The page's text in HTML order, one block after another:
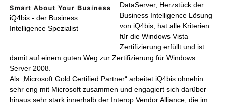
iQ4bis - der Business
Intelligence Spezialist
DataServer, Herzstück der
Business Intelligence Lösung
von iQ4bis, hat alle Kriterien
für die Windows Vista
Zertifizierung erfüllt und ist
damit auf einem guten Weg zur Zertifizierung für Windows
Server 2008.
Als „Microsoft Gold Certified Partner“ arbeitet iQ4bis ohnehin
sehr eng mit Microsoft zusammen und engagiert sich darüber
hinaus sehr stark innerhalb der Interop Vendor Alliance, die im